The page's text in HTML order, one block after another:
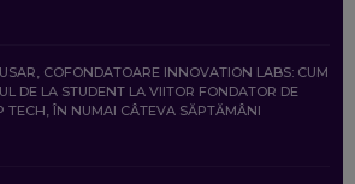
COFONDATOARE INNOVATION LABS: CUM
DE LA STUDENT LA VIITOR FONDATOR DE
TECH, ÎN NUMAI CÂTEVA SĂPTĂMÂNI